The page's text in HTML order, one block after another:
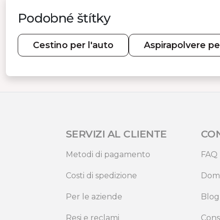
Podobné štítky
Cestino per l'auto Aspirapolvere
SERVIZI AL CLIENTE
Metodi di pagamento
Costi di spedizione
Per le aziende
Resi e reclami
FAQ
Blog